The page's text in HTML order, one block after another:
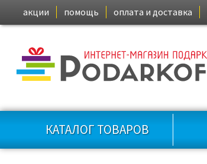
акции помощь оплата и доставка
КАТАЛОГ ТОВАРОВ